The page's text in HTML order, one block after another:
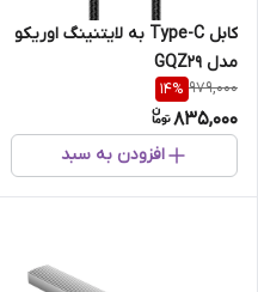
کابل Type-C به لایتنینگ اوریکو
مدل GQZ29
979,000
14%
835,000
افزودن به سبد